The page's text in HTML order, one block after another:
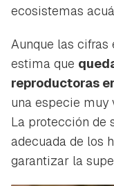
ecosistemas
Aunque las cifras
estima que
reproductoras
una especie muy
La protección de
adecuada de los
garantizar la